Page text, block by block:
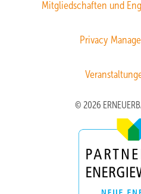
Mitgliedschaften und
Privacy
© 2026